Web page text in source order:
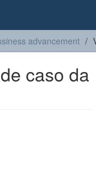
advancement
caso da